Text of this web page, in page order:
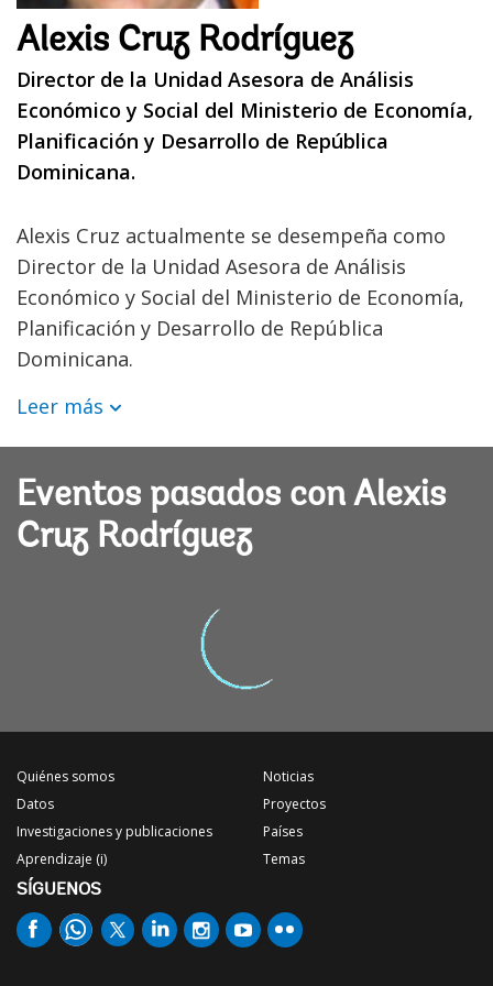
Alexis Cruz Rodríguez
Director de la Unidad Asesora de Análisis
Económico y Social del Ministerio de Economía,
Planificación y Desarrollo de República
Dominicana.
Alexis Cruz actualmente se desempeña como
Director de la Unidad Asesora de Análisis
Económico y Social del Ministerio de Economía,
Planificación y Desarrollo de República
Dominicana.
Leer más
Eventos pasados con Alexis
Cruz Rodríguez
Quiénes somos
Datos
Investigaciones y publicaciones
Aprendizaje (i)
Noticias
Proyectos
Países
Temas
SÍGUENOS